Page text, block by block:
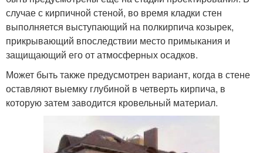
случае с кирпичной стеной, во время кладки стен
выполняется выступающий на полкирпича козырек,
прикрывающий впоследствии место примыкания и
защищающий его от атмосферных осадков.
Может быть также предусмотрен вариант, когда в стене
оставляют выемку глубиной в четверть кирпича, в
которую затем заводится кровельный материал.